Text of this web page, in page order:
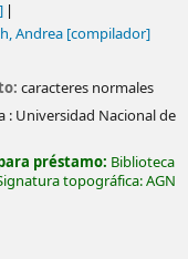
Andrea [compilador]
caracteres normales
: Universidad Nacional de
préstamo: Biblioteca
topográfica:AGN